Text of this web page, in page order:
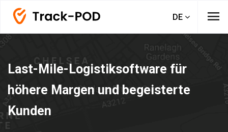
DE menu
Last-Mile-Logistiksoftware für
höhere Margen und begeisterte
Kunden